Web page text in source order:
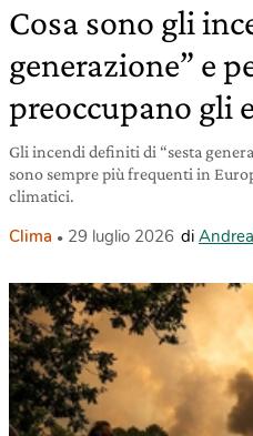
Cosa sono gli
generazione” e
preoccupano gli
Gli incendi definiti di “sesta
sono sempre più frequenti in
climatici.
Clima 29 luglio 2026 di